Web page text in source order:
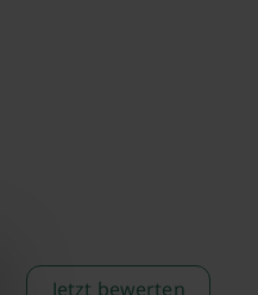
Jetzt bewerten